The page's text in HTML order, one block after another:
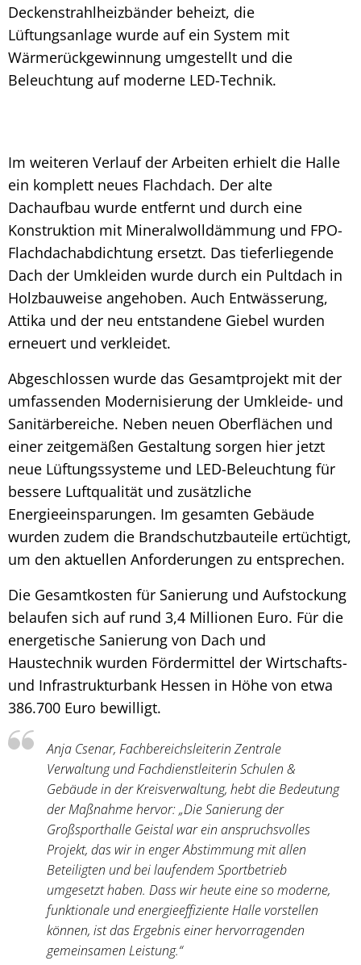
Deckenstrahlheizbänder beheizt, die
Lüftungsanlage wurde auf ein System mit
Wärmerückgewinnung umgestellt und die
Beleuchtung auf moderne LED-Technik.
Im weiteren Verlauf der Arbeiten erhielt die Halle
ein komplett neues Flachdach. Der alte
Dachaufbau wurde entfernt und durch eine
Konstruktion mit Mineralwolldämmung und FPO-
Flachdachabdichtung ersetzt. Das tieferliegende
Dach der Umkleiden wurde durch ein Pultdach in
Holzbauweise angehoben. Auch Entwässerung,
Attika und der neu entstandene Giebel wurden
erneuert und verkleidet.
Abgeschlossen wurde das Gesamtprojekt mit der
umfassenden Modernisierung der Umkleide- und
Sanitärbereiche. Neben neuen Oberflächen und
einer zeitgemäßen Gestaltung sorgen hier jetzt
neue Lüftungssysteme und LED-Beleuchtung für
bessere Luftqualität und zusätzliche
Energieeinsparungen. Im gesamten Gebäude
wurden zudem die Brandschutzbauteile ertüchtigt,
um den aktuellen Anforderungen zu entsprechen.
Die Gesamtkosten für Sanierung und Aufstockung
belaufen sich auf rund 3,4 Millionen Euro. Für die
energetische Sanierung von Dach und
Haustechnik wurden Fördermittel der Wirtschafts-
und Infrastrukturbank Hessen in Höhe von etwa
386.700 Euro bewilligt.
Anja Csenar, Fachbereichsleiterin Zentrale
Verwaltung und Fachdienstleiterin Schulen &
Gebäude in der Kreisverwaltung, hebt die Bedeutung
der Maßnahme hervor: „Die Sanierung der
Großsporthalle Geistal war ein anspruchsvolles
Projekt, das wir in enger Abstimmung mit allen
Beteiligten und bei laufendem Sportbetrieb
umgesetzt haben. Dass wir heute eine so moderne,
funktionale und energieeffiziente Halle vorstellen
können, ist das Ergebnis einer hervorragenden
gemeinsamen Leistung.“